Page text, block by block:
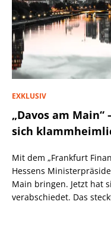
EXKLUSIV
„Davos am
sich
Mit dem „Frankfurt
Hessens
Main bringen. Jetzt hat
verabschiedet. Das